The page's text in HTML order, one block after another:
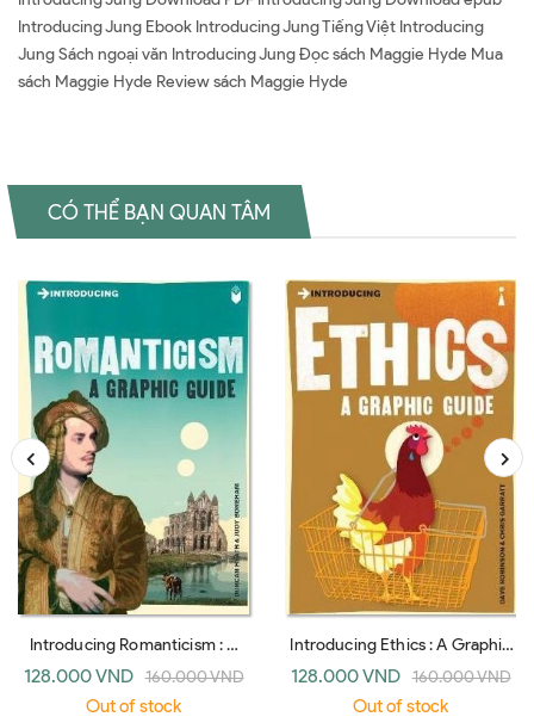
Introducing Jung Ebook Introducing Jung Tiếng Việt Introducing
Jung Sách ngoại văn Introducing Jung Đọc sách Maggie Hyde Mua
sách Maggie Hyde Review sách Maggie Hyde
CÓ THỂ BẠN QUAN TÂM
Introducing Romanticism : A
Graphic Guide
128.000 VND 160.000 VND
Out of stock
Introducing Ethics : A Graphic
Guide
128.000 VND 160.000 VND
Out of stock